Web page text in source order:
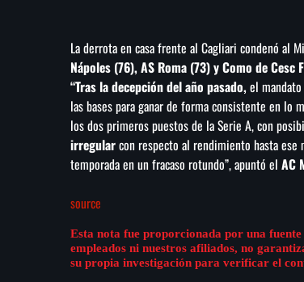
La derrota en casa frente al Cagliari condenó al
Nápoles (76), AS Roma (73) y Como de Cesc
“Tras la decepción del año pasado,el
las bases para ganar de forma consistente en lo
los dos primeros puestos de la Serie A, con
irregularcon respecto al rendimiento hasta
temporada en un fracaso rotundo”, apuntó el AC
source
Esta nota fue proporcionada por una
empleados ni nuestros afiliados, no
su propia investigación para verificar el